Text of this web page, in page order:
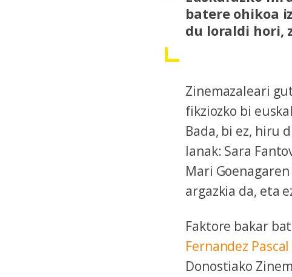
batere ohikoa
du loraldi hori,
Zinemazaleari
fikziozko bi
Bada, bi ez, hiru
lanak: Sara
Mari Goenagaren
argazkia da, eta
Faktore bakar
Fernandez Pascal
Donostiako